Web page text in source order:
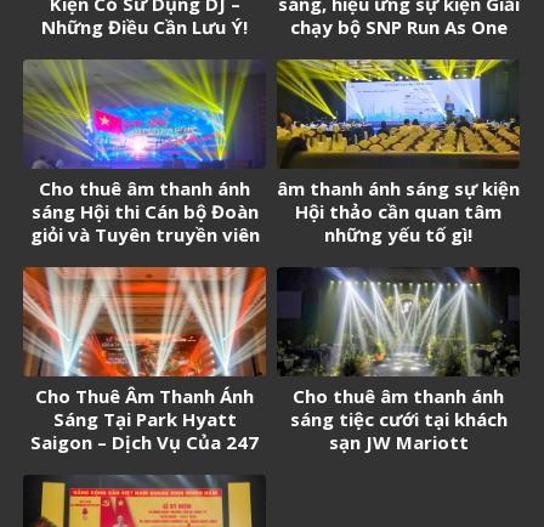
Những Điều Cần Lưu Ý!
chạy bộ SNP Run As One
Cho thuê âm thanh ánh
sáng Hội thi Cán bộ Đoàn
giỏi và Tuyên truyền viên
2026
âm thanh ánh sáng sự kiện
Hội thảo cần quan tâm
những yếu tố gì!
Cho Thuê Âm Thanh Ánh
Sáng Tại Park Hyatt
Saigon – Dịch Vụ Của 247
Cho thuê âm thanh ánh
sáng tiệc cưới tại khách
sạn JW Mariott